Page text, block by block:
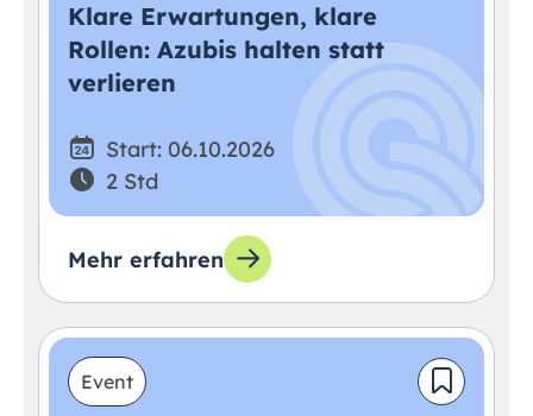
Klare Erwartungen, klare
Rollen: Azubis halten statt
verlieren
Start: 06.10.2026
2 Std
Mehr erfahren
Event